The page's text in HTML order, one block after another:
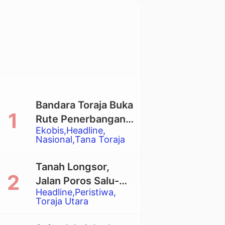
Ekobis Headline
Nasional Tana Toraja
Bandara Toraja Buka
Rute Penerbangan
Langsung Toraja-
Balikpapan
Headline Peristiwa
Toraja Utara
Tanah Longsor,
Jalan Poros Salu-
Dende’ Tertutup
Total